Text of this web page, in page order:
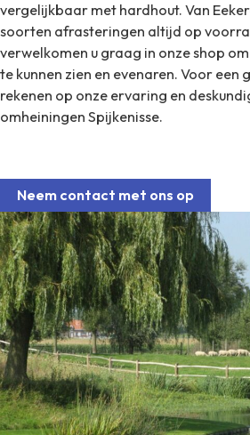
vergelijkbaar met hardhout. Van
soorten afrasteringen altijd op
verwelkomen u graag in onze shop
te kunnen zien en evenaren. Voor een
rekenen op onze ervaring en
omheiningen Spijkenisse.
Neem contact met ons op